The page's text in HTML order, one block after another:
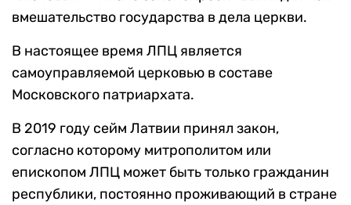
вмешательство государства в дела церкви.
В настоящее время ЛПЦ является
самоуправляемой церковью в составе
Московского патриархата.
В 2019 году сейм Латвии принял закон,
согласно которому митрополитом или
епископом ЛПЦ может быть только гражданин
республики, постоянно проживающий в стране